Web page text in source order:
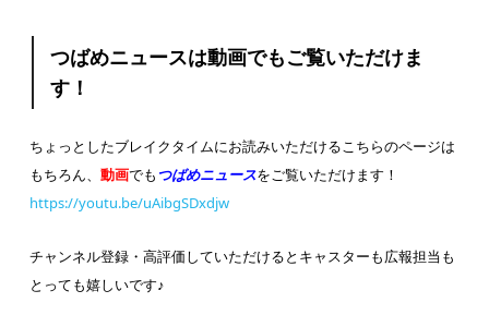
つばめニュースは動画でもご覧いただけま
す！
ちょっとしたブレイクタイムにお読みいただけるこちらのページは
もちろん、動画でも つばめニュースをご覧いただけます！
https://youtu.be/uAibgSDxdjw
チャンネル登録・高評価していただけるとキャスターも広報担当も
とっても嬉しいです♪